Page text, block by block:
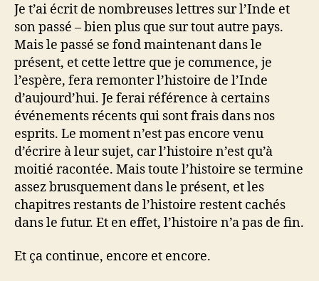
Je t’ai écrit de nombreuses lettres sur l’Inde et
son passé – bien plus que sur tout autre pays.
Mais le passé se fond maintenant dans le
présent, et cette lettre que je commence, je
l’espère, fera remonter l’histoire de l’Inde
d’aujourd’hui. Je ferai référence à certains
événements récents qui sont frais dans nos
esprits. Le moment n’est pas encore venu
d’écrire à leur sujet, car l’histoire n’est qu’à
moitié racontée. Mais toute l’histoire se termine
assez brusquement dans le présent, et les
chapitres restants de l’histoire restent cachés
dans le futur. Et en effet, l’histoire n’a pas de fin.
Et ça continue, encore et encore.